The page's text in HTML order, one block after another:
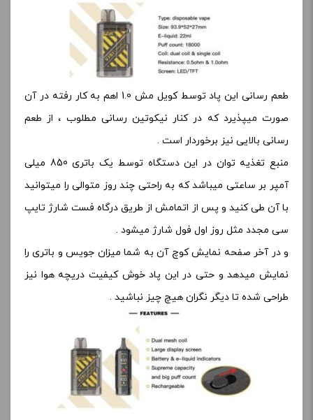
طعم رسانی این پاد توسط کویل مش 1.0 اهم به کار رفته در آن
صورت میپذیرد که در کنار نیکوتین رسانی مطلوب ، از طعم
رسانی بالایی نیز برخوردار است .
منبع تغذیه توان در این دستگاه توسط یک باتری 850 میلی
آمپر بر ساعتی میباشد که به راحتی چند روز متوالی را میتوانید
با آن طی کنید و پس از اتمامش از طریق درگاه فست شارژ تایپ
سی مجدد مثل روز اول فول شارژ میشود .
و در آخر صفحه نمایش کوچ آن به شما میزان جویس و باتری را
نمایش میدهد و حتی در این پاد خوش کیفیت دریچه هوا نیز
طراحی شده تا دیگر نگران هیچ چیز نباشید .